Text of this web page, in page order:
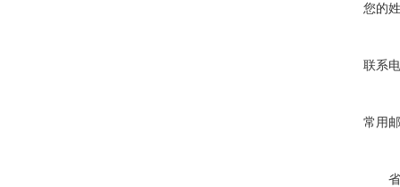
您的
联系
常用